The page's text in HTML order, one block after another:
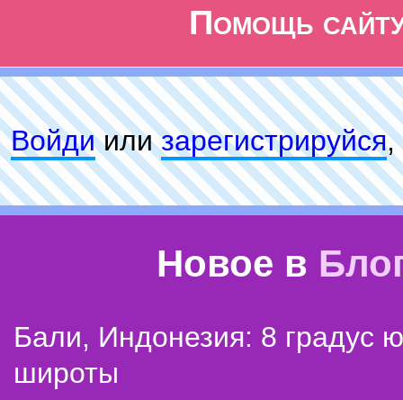
Помощь
Войдиилизарeгиcтpируйся,
Новое в
Бали, Индонезия: 8 градус
широты